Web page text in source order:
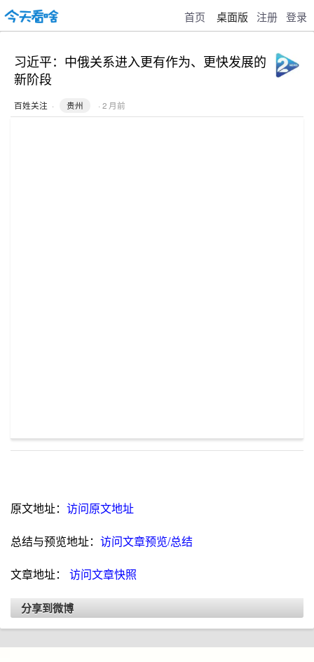
首页 桌面版 注册 登录
习近平：中俄关系进入更有作为、更快发展的
新阶段
百姓关注 · 贵州 · 2 月前
原文地址： 访问原文地址
总结与预览地址： 访问文章预览/总结
文章地址： 访问文章快照
分享到微博